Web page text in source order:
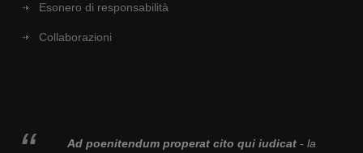
Esonero di responsabilità
Collaborazioni
Ad poenitendum properat cito qui iudicat- la